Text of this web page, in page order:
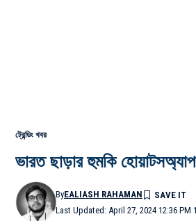
ট্রেন্ডিং খবর
ভারত ছাড়ার হুমকি
Last Updated: April 27, 2024 12:36 PM
ByEALIASH RAHAMAN